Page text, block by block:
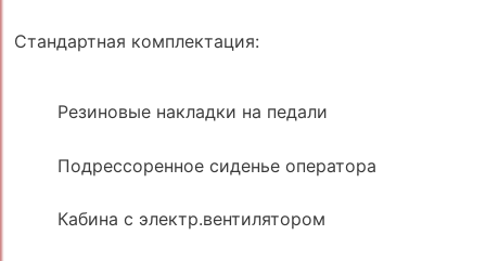
Стандартная комплектация:
Резиновые накладки на педали
Подрессоренное сиденье оператора
Кабина с электр.вентилятором